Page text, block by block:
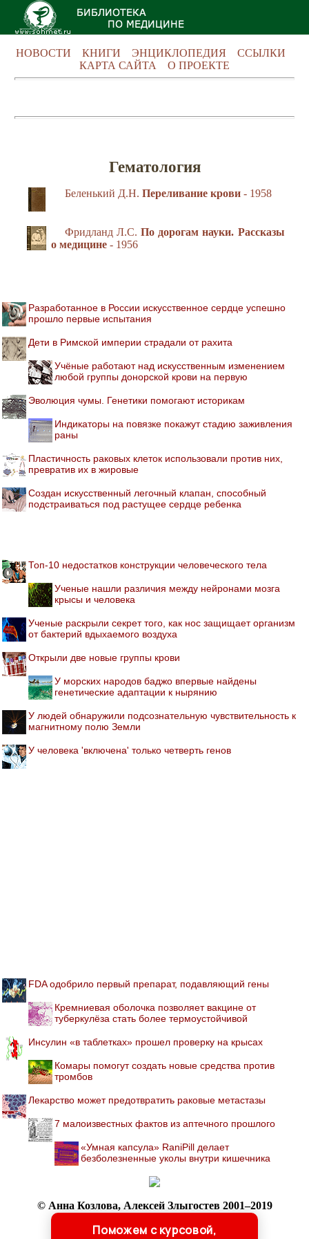
НОВОСТИ КНИГИ ЭНЦИКЛОПЕДИЯ
ССЫЛКИ
КАРТА САЙТА
О ПРОЕКТЕ
Гематология
Беленький Д.Н. Переливание крови- 1958
Фридланд Л.С. По дорогам науки. Рассказы
о медицине- 1956
Разработанное в России искусственное сердце успешно
прошло первые испытания
Дети в Римской империи страдали от рахита
Учёные работают над искусственным изменением
любой группы донорской крови на первую
Эволюция чумы. Генетики помогают историкам
Индикаторы на повязке покажут стадию заживления
раны
Пластичность раковых клеток использовали против них,
превратив их в жировые
Создан искусственный легочный клапан, способный
подстраиваться под растущее сердце ребенка
Топ-10 недостатков конструкции человеческого тела
Ученые нашли различия между нейронами мозга
крысы и человека
Ученые раскрыли секрет того, как нос защищает организм
от бактерий вдыхаемого воздуха
Открыли две новые группы крови
У морских народов баджо впервые найдены
генетические адаптации к нырянию
У людей обнаружили подсознательную чувствительность к
магнитному полю Земли
У человека 'включена' только четверть генов
FDA одобрило первый препарат, подавляющий гены
Кремниевая оболочка позволяет вакцине от
туберкулёза стать более термоустойчивой
Инсулин «в таблетках» прошел проверку на крысах
Комары помогут создать новые средства против
тромбов
Лекарство может предотвратить раковые метастазы
7 малоизвестных фактов из аптечного прошлого
«Умная капсула» RaniPill делает
безболезненные уколы внутри кишечника
© Анна Козлова, Алексей Злыгостев 2001–2019
http://sohmet.ru/ 'Библиотека по медицине'
Поможем с курсовой,